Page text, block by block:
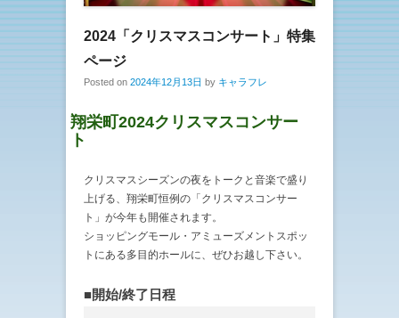
2024「クリスマスコンサート」特集
ページ
Posted on 2024年12月13日 by キャラフレ
翔栄町2024クリスマスコンサー
ト
クリスマスシーズンの夜をトークと音楽で盛り
上げる、翔栄町恒例の「クリスマスコンサー
ト」が今年も開催されます。
ショッピングモール・アミューズメントスポッ
トにある多目的ホールに、ぜひお越し下さい。
■開始/終了日程